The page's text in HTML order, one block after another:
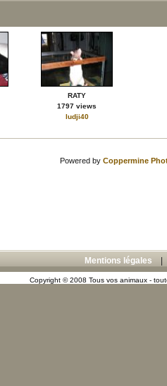
RATY
1797 views
ludji40
Powered by Coppermine
Mentions légales
Copyright © 2008 Tous vos animaux -